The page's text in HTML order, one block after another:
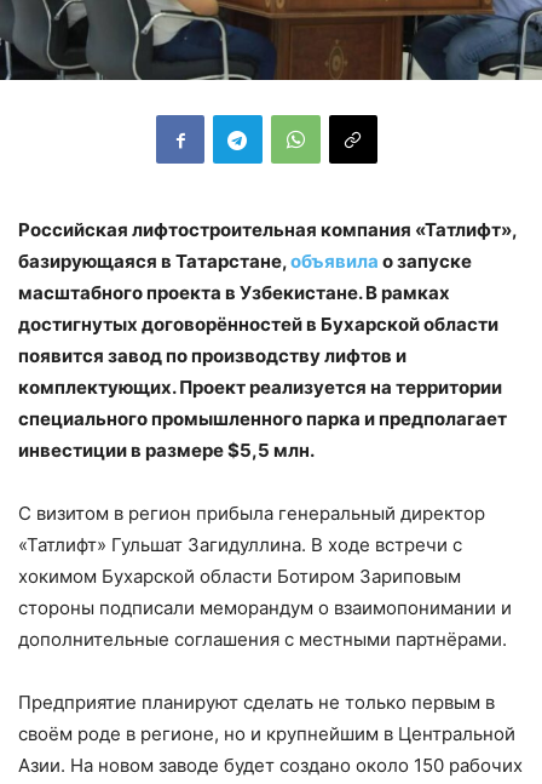
Российская лифтостроительная компания «Татлифт»,
базирующаяся в Татарстане,объявила о запуске
масштабного проекта в Узбекистане. В рамках
достигнутых договорённостей в Бухарской области
появится завод по производству лифтов и
комплектующих. Проект реализуется на территории
специального промышленного парка и предполагает
инвестиции в размере $5,5 млн.
С визитом в регион прибыла генеральный директор
«Татлифт» Гульшат Загидуллина. В ходе встречи с
хокимом Бухарской области Ботиром Зариповым
стороны подписали меморандум о взаимопонимании и
дополнительные соглашения с местными партнёрами.
Предприятие планируют сделать не только первым в
своём роде в регионе, но и крупнейшим в Центральной
Азии. На новом заводе будет создано около 150 рабочих